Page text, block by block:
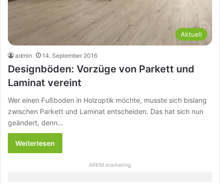
Aktuell
admin 14. September 2016
Designböden: Vorzüge von Parkett und
Laminat vereint
Wer einen Fußboden in Holzoptik möchte, musste sich bislang
zwischen Parkett und Laminat entscheiden. Das hat sich nun
geändert, denn…
Weiterlesen
ARKM.marketing